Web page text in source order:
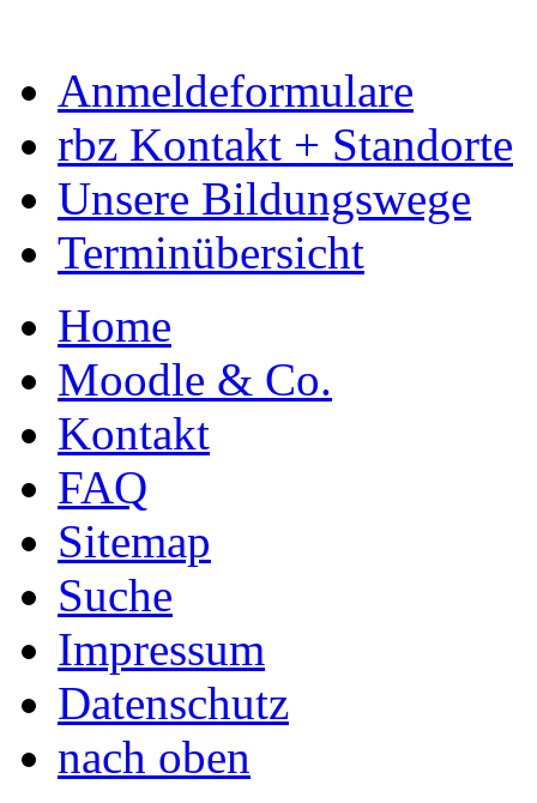
Anmeldeformulare
rbz Kontakt + Standorte
Unsere Bildungswege
Terminübersicht
Home
Moodle & Co.
Kontakt
FAQ
Sitemap
Suche
Impressum
Datenschutz
nach oben